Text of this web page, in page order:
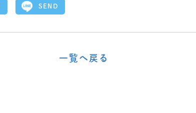
SEND
一覧へ戻る